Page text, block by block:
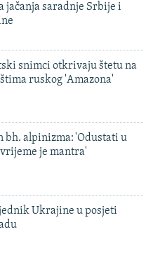
jačanja saradnje Srbije i
snimci otkrivaju štetu na
ruskog 'Amazona'
bh. alpinizma: 'Odustati u
je mantra'
Ukrajine u posjeti